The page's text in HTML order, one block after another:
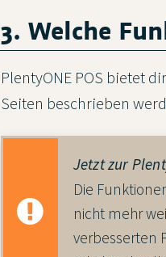
3. Welche
PlentyONE POS bietet
Seiten beschrieben
Jetzt zur
Die
nicht mehr
verbesserten